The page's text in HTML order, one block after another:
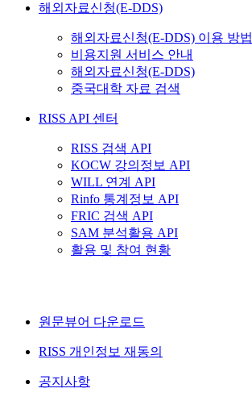
해외자료신청(E-DDS)
해외자료신청(E-DDS) 이용 방법
비용지원 서비스 안내
해외자료신청(E-DDS)
중국대학 자료 검색
RISS API 센터
RISS 검색 API
KOCW 강의정보 API
WILL 연계 API
Rinfo 통계정보 API
FRIC 검색 API
SAM 분석활용 API
활용 및 참여 현황
원문뷰어 다운로드
RISS 개인정보 재동의
공지사항